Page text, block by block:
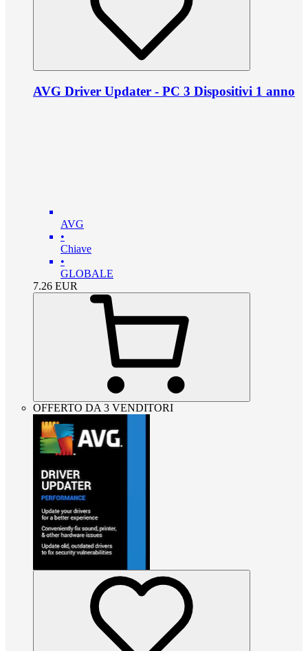
AVG Driver Updater - PC 3 Dispositivi 1 anno
AVG
•
Chiave
•
GLOBALE
7.26 EUR
OFFERTO DA 3 VENDITORI